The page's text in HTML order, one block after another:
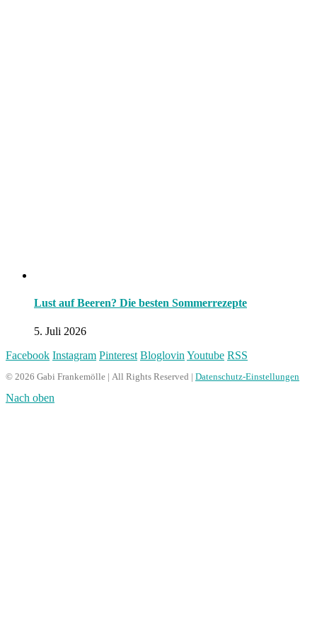
Lust auf Beeren? Die besten Sommerrezepte
5. Juli 2026
Facebook Instagram Pinterest Bloglovin Youtube RSS
© 2026 Gabi Frankemölle | All Rights Reserved | Datenschutz-Einstellungen
Nach oben